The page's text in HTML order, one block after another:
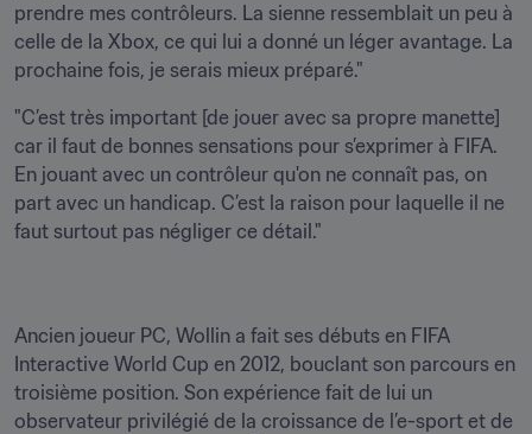
prendre mes contrôleurs. La sienne ressemblait un peu à
celle de la Xbox, ce qui lui a donné un léger avantage. La
prochaine fois, je serais mieux préparé."
"C’est très important [de jouer avec sa propre manette]
car il faut de bonnes sensations pour s’exprimer à FIFA.
En jouant avec un contrôleur qu'on ne connaît pas, on
part avec un handicap. C’est la raison pour laquelle il ne
faut surtout pas négliger ce détail."
Ancien joueur PC, Wollin a fait ses débuts en FIFA
Interactive World Cup en 2012, bouclant son parcours en
troisième position. Son expérience fait de lui un
observateur privilégié de la croissance de l’e-sport et de